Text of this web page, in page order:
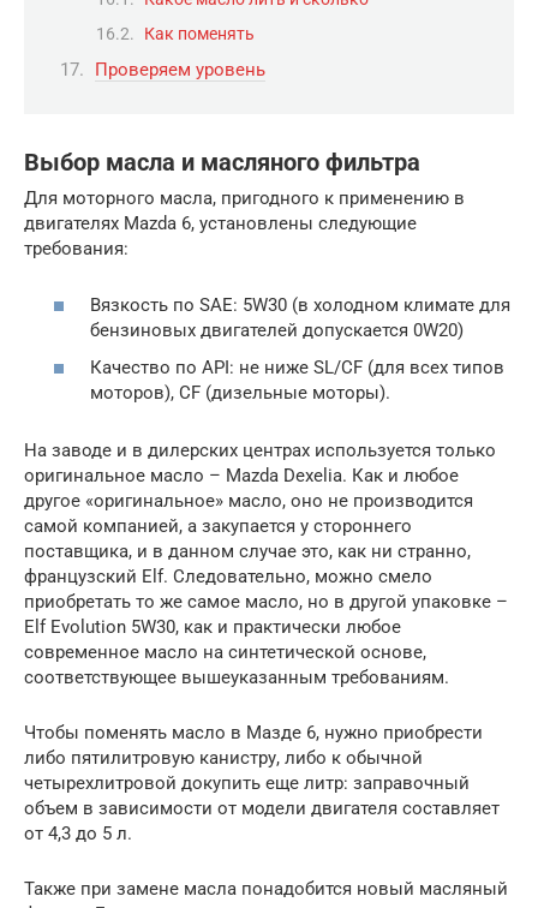
Как поменять
Проверяем уровень
Выбор масла и масляного фильтра
Для моторного масла, пригодного к применению в
двигателях Mazda 6, установлены следующие
требования:
Вязкость по SAE: 5W30 (в холодном климате для
бензиновых двигателей допускается 0W20)
Качество по API: не ниже SL/CF (для всех типов
моторов), CF (дизельные моторы).
На заводе и в дилерских центрах используется только
оригинальное масло – Mazda Dexelia. Как и любое
другое «оригинальное» масло, оно не производится
самой компанией, а закупается у стороннего
поставщика, и в данном случае это, как ни странно,
французский Elf. Следовательно, можно смело
приобретать то же самое масло, но в другой упаковке –
Elf Evolution 5W30, как и практически любое
современное масло на синтетической основе,
соответствующее вышеуказанным требованиям.
Чтобы поменять масло в Мазде 6, нужно приобрести
либо пятилитровую канистру, либо к обычной
четырехлитровой докупить еще литр: заправочный
объем в зависимости от модели двигателя составляет
от 4,3 до 5 л.
Также при замене масла понадобится новый масляный